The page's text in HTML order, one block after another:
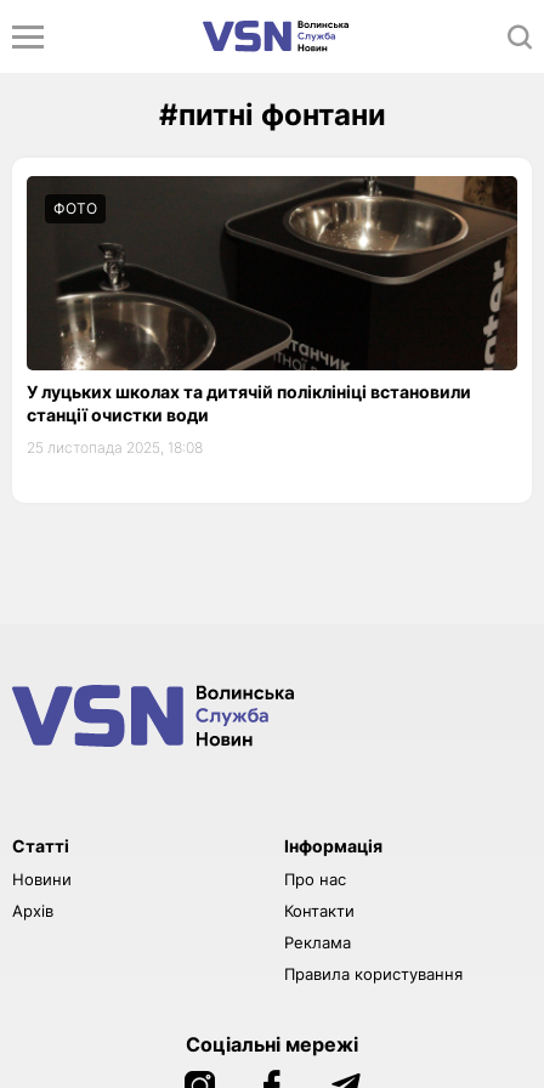
#питні фонтани
ФОТО
У луцьких школах та дитячій поліклініці встановили
станції очистки води
25 листопада 2025, 18:08
Статті
Новини
Архів
Інформація
Про нас
Контакти
Реклама
Правила користування
Соціальні мережі